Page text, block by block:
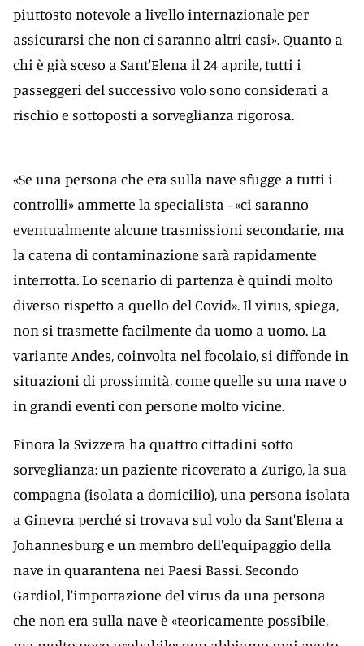
piuttosto notevole a livello internazionale per
assicurarsi che non ci saranno altri casi». Quanto a
chi è già sceso a Sant'Elena il 24 aprile, tutti i
passeggeri del successivo volo sono considerati a
rischio e sottoposti a sorveglianza rigorosa.
«Se una persona che era sulla nave sfugge a tutti i
controlli» ammette la specialista - «ci saranno
eventualmente alcune trasmissioni secondarie, ma
la catena di contaminazione sarà rapidamente
interrotta. Lo scenario di partenza è quindi molto
diverso rispetto a quello del Covid». Il virus, spiega,
non si trasmette facilmente da uomo a uomo. La
variante Andes, coinvolta nel focolaio, si diffonde in
situazioni di prossimità, come quelle su una nave o
in grandi eventi con persone molto vicine.
Finora la Svizzera ha quattro cittadini sotto
sorveglianza: un paziente ricoverato a Zurigo, la sua
compagna (isolata a domicilio), una persona isolata
a Ginevra perché si trovava sul volo da Sant'Elena a
Johannesburg e un membro dell'equipaggio della
nave in quarantena nei Paesi Bassi. Secondo
Gardiol, l'importazione del virus da una persona
che non era sulla nave è «teoricamente possibile,